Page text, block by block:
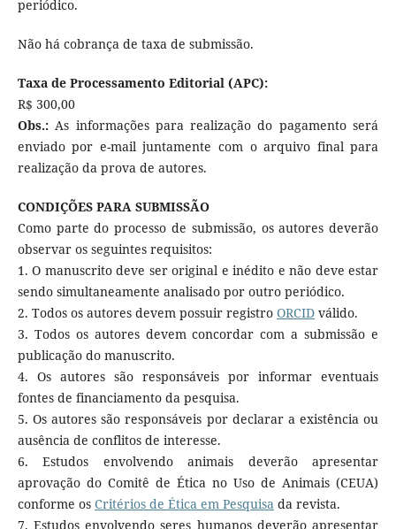
periódico.
Não há cobrança de taxa de submissão.
Taxa de Processamento Editorial (APC):
R$ 300,00
Obs.:As informações para realização do pagamento será
enviado por e-mail juntamente com o arquivo final para
realização da prova de autores.
CONDIÇÕES PARA SUBMISSÃO
Como parte do processo de submissão, os autores deverão
observar os seguintes requisitos:
1. O manuscrito deve ser original e inédito e não deve estar
sendo simultaneamente analisado por outro periódico.
2. Todos os autores devem possuir registro ORCIDválido.
3. Todos os autores devem concordar com a submissão e
publicação do manuscrito.
4. Os autores são responsáveis por informar eventuais
fontes de financiamento da pesquisa.
5. Os autores são responsáveis por declarar a existência ou
ausência de conflitos de interesse.
6. Estudos envolvendo animais deverão apresentar
aprovação do Comitê de Ética no Uso de Animais (CEUA)
conforme os Critérios de Ética em Pesquisada revista.
7. Estudos envolvendo seres humanos deverão apresentar